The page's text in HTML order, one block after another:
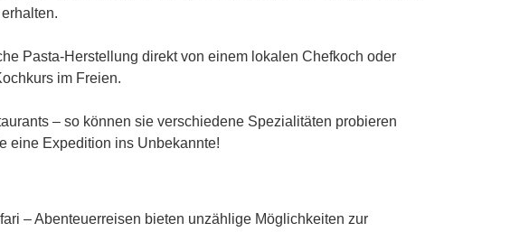
Pasta-Herstellung direkt von einem lokalen Chefkoch oder
im Freien.
– so können sie verschiedene Spezialitäten probieren
eine Expedition ins Unbekannte!
– Abenteuerreisen bieten unzählige Möglichkeiten zur